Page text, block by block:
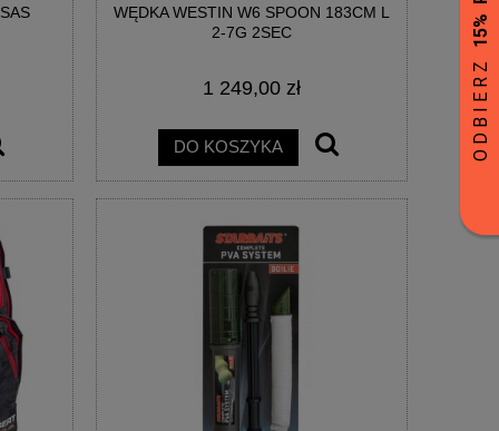
WĘDKA WESTIN W6 SPOON 183CM L
2-7G 2SEC
1 249,00 zł
DO KOSZYKA